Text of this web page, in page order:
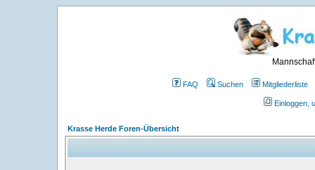
FAQ Suchen Mitgliederliste
Einloggen,
Krasse Herde Foren-Übersicht